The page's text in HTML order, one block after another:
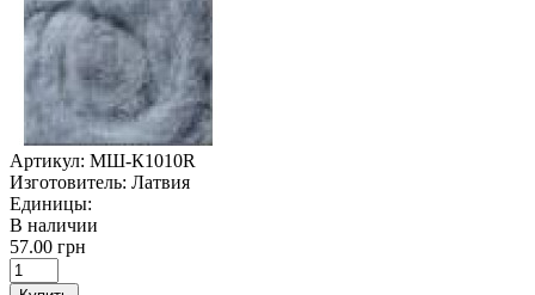
Артикул: МШ-К1010R
Изготовитель: Латвия
Единицы:
В наличии
57.00 грн